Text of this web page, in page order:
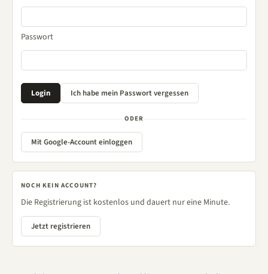
Passwort
ODER
Mit Google-Account einloggen
NOCH KEIN ACCOUNT?
Die Registrierung ist kostenlos und dauert nur eine Minute.
Jetzt registrieren